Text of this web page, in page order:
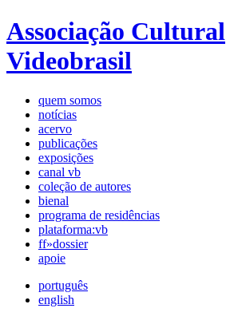
Associação Cultural
Videobrasil
quem somos
notícias
acervo
publicações
exposições
canal vb
coleção de autores
bienal
programa de residências
plataforma:vb
ff»dossier
apoie
português
english